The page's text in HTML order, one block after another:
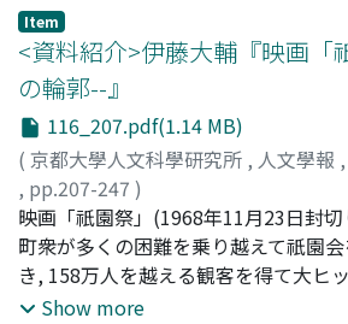
祭』は端的に, 大手映画会社「五社」
映画であるという点において画期的で
のことによって, 複数の組織からの利
錯してしまった作品である。無声期か
り, 映画界斜陽化のなかでカリスマ性
画人であった伊藤大輔でさえも, 製作
かで, 様々な方面からの政治的圧力か
ず, 人間関係を著しく悪化させ, 降板
伊藤自身が映画公開直後に『キネマ旬
開状」に詳らかにされている。この「
て, いわゆる「祇園祭」論争が勃発し,
Item
<資料紹介>伊藤大輔『映画「
の輪郭--』
116_207.pdf(1.14 MB)
( 京都大學人文科學研究所 , 人文學報 ,
, pp.207-247 )
京樂, 真帆子;Kyoraku, Mahoko;キョ
映画「祇園祭」(1968年11月23日封
町衆が多くの困難を乗り越えて祇園
き, 158万人を越える観客を得て大ヒ
である。独立プロ製作のこの作品には
Show more